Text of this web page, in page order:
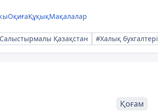
ОқиғаҚұқықМақалалар
Қазақстан #Халық бухгалтері
Қоғам